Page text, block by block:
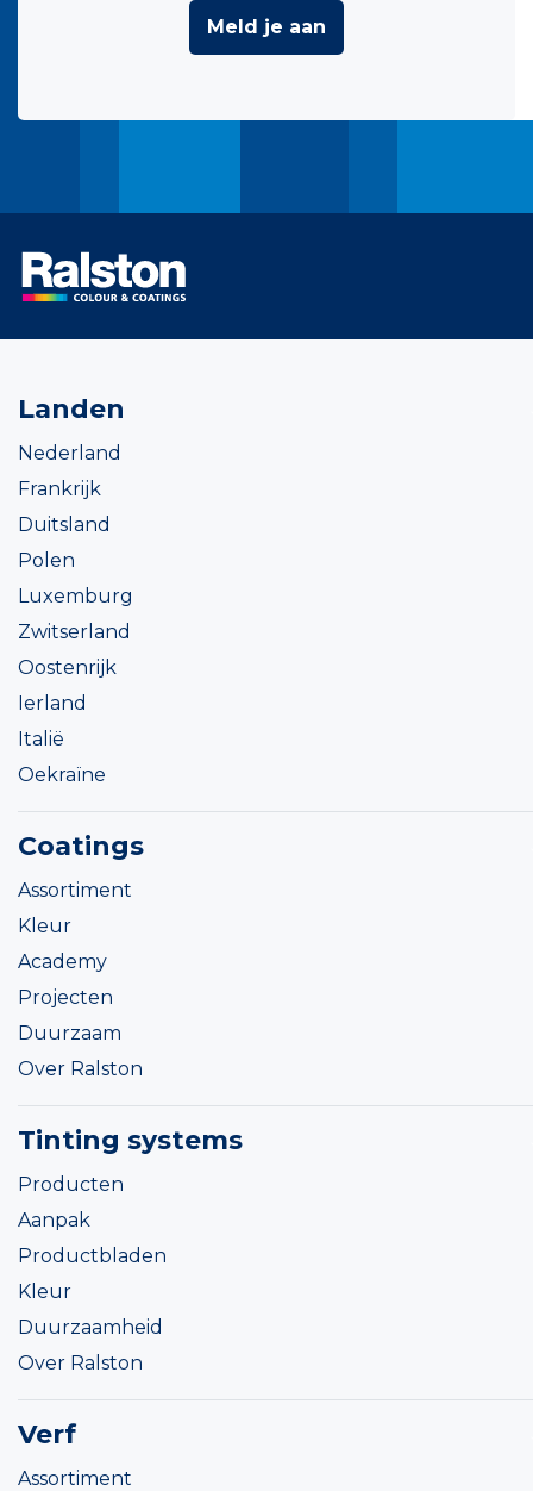
Meld je aan
Landen
Nederland
Frankrijk
Duitsland
Polen
Luxemburg
Zwitserland
Oostenrijk
Ierland
Italië
Oekraïne
Coatings
Assortiment
Kleur
Academy
Projecten
Duurzaam
Over Ralston
Tinting systems
Producten
Aanpak
Productbladen
Kleur
Duurzaamheid
Over Ralston
Verf
Assortiment